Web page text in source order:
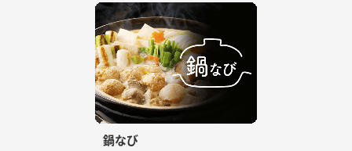
鍋なび